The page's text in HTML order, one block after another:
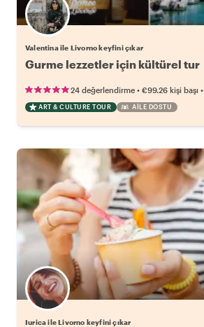
Valentina ile Livorno keyfini çıkar
Gurme lezzetler için kültürel tur
24 değerlendirme • €99.26 kişi başı •
ART & CULTURE TOUR AILE DOSTU
Iurica ile Livorno keyfini çıkar